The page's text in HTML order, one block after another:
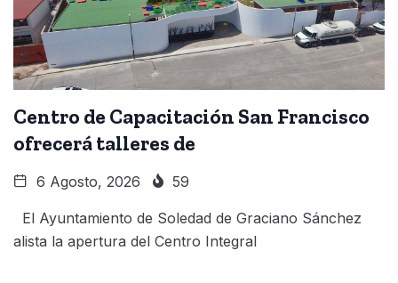
Centro de Capacitación San Francisco
ofrecerá talleres de
6 Agosto, 2026 59
El Ayuntamiento de Soledad de Graciano Sánchez
alista la apertura del Centro Integral